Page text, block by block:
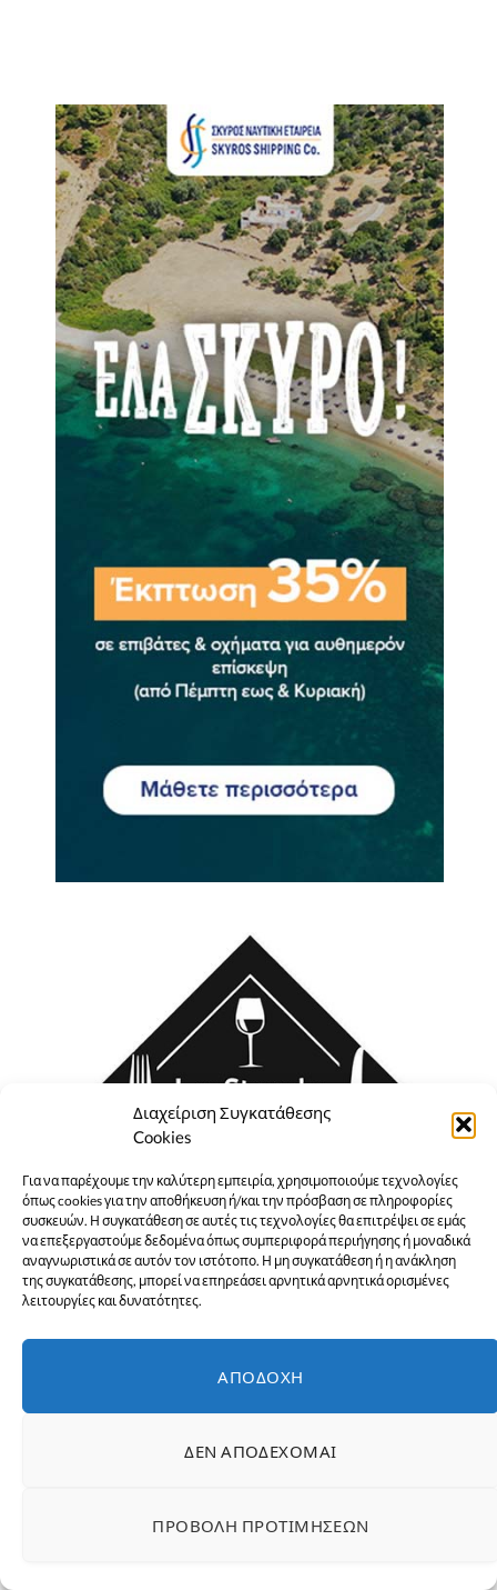
Διαχείριση Συγκατάθεσης
Cookies
Για να παρέχουμε την καλύτερη εμπειρία, χρησιμοποιούμε τεχνολογίες
όπως cookies για την αποθήκευση ή/και την πρόσβαση σε πληροφορίες
συσκευών. Η συγκατάθεση σε αυτές τις τεχνολογίες θα επιτρέψει σε εμάς
να επεξεργαστούμε δεδομένα όπως συμπεριφορά περιήγησης ή μοναδικά
αναγνωριστικά σε αυτόν τον ιστότοπο. Η μη συγκατάθεση ή η ανάκληση
της συγκατάθεσης, μπορεί να επηρεάσει αρνητικά αρνητικά ορισμένες
λειτουργίες και δυνατότητες.
ΑΠΟΔΟΧΉ
ΔΕΝ ΑΠΟΔΈΧΟΜΑΙ
ΠΡΟΒΟΛΉ ΠΡΟΤΙΜΉΣΕΩΝ